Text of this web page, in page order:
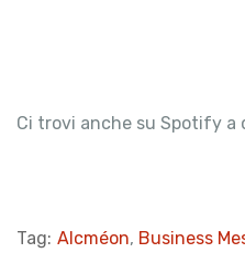
Ci trovi anche su Spotify a
Tag: Alcméon, Business